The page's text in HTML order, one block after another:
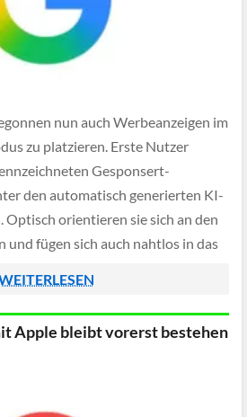
nun auch Werbeanzeigen im
zu platzieren. Erste Nutzer
Gesponsert-
den automatisch generierten KI-
orientieren sie sich an den
fügen sich auch nahtlos in das
Apple bleibt vorerst bestehen